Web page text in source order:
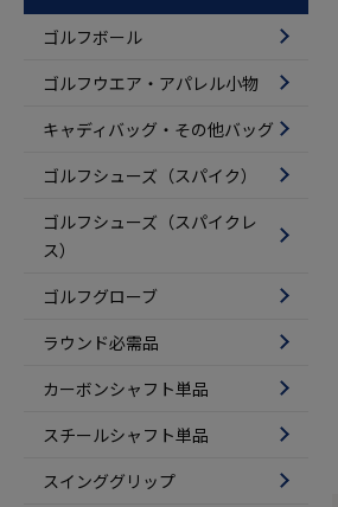
ゴルフボール
ゴルフウエア・アパレル小物
キャディバッグ・その他バッグ
ゴルフシューズ（スパイク）
ゴルフシューズ（スパイクレ
ス）
ゴルフグローブ
ラウンド必需品
カーボンシャフト単品
スチールシャフト単品
スインググリップ